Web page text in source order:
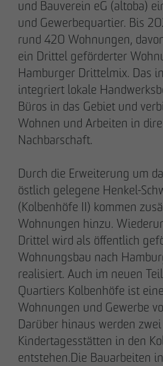
und Bauverein eG (altoba)
und Gewerbequartier. Bis
rund 420 Wohnungen,
ein Drittel geförderter
Hamburger Drittelmix. Das
integriert lokale
Büros in das Gebiet und
Wohnen und Arbeiten in
Nachbarschaft.
Durch die Erweiterung um
östlich gelegene Henkel-
(Kolbenhöfe II) kommen
Wohnungen hinzu.
Drittel wird als öffentlich
Wohnungsbau nach
realisiert. Auch im neuen
Quartiers Kolbenhöfe ist
Wohnungen und Gewerbe
Darüber hinaus werden zwei
Kindertagesstätten in den
entstehen.Die Bauarbeiten
DAS
Pia-Alin
pademirayakli
+49 173
Erik J. Schulze
Pressesprecher
eschulze @
+49 173